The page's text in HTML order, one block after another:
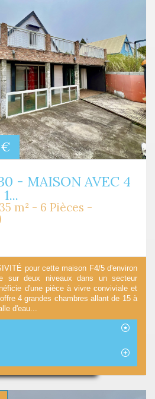
€
- MAISON AVEC 4
m² - 6 Pièces -
pour cette maison F4/5 d'environ
sur deux niveaux dans un secteur
d'une pièce à vivre conviviale et
4 grandes chambres allant de 15 à
d'eau...